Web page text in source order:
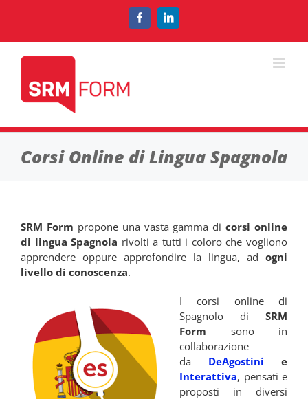
FacebookLinkedIn
Corsi Online di Lingua Spagnola
SRM Form propone una vasta gamma dicorsi online
di lingua Spagnola rivolti a tutti i coloro che vogliono
apprendere oppure approfondire la lingua, ad ogni
livello di conoscenza.
I corsi online di
Spagnolo di SRM
Form sono in
collaborazione
da
DeAgostini e
Interattiva, pensati e
proposti in diversi